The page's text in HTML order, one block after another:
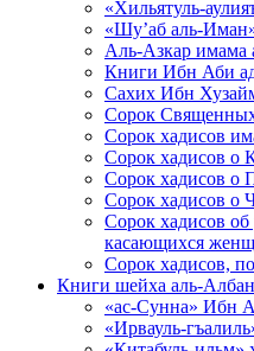
«Хильятуль-
«Шу’аб аль-
Аль-Азкар имама
Книги Ибн Аби
Сахих Ибн
Сорок
Сорок хадисов
Сорок хадисов о
Сорок хадисов о
Сорок хадисов о
Сорок хадисов об
касающихся
Сорок хадисов,
Книги шейха аль-
«ас-Сунна» Ибн
«Ирвауль-